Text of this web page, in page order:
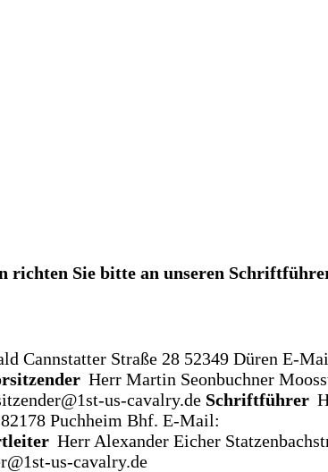
Cannstatter Straße 28 52349 Düren E-
Herr Martin Seonbuchner
us-cavalry.de Schriftführer
82178 Puchheim Bhf. E-Mail:
Herr Alexander Eicher
us-cavalry.de
richten Sie bitte an unseren